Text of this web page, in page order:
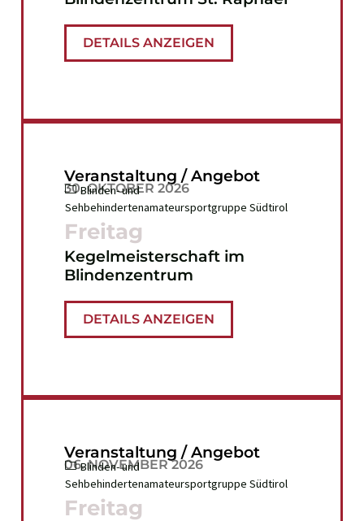
DETAILS ANZEIGEN
Veranstaltung / Angebot
30. OKTOBER 2026
Blinden- und
Sehbehindertenamateursportgruppe Südtirol
Freitag
Kegelmeisterschaft im
Blindenzentrum
DETAILS ANZEIGEN
Veranstaltung / Angebot
06. NOVEMBER 2026
Blinden- und
Sehbehindertenamateursportgruppe Südtirol
Freitag